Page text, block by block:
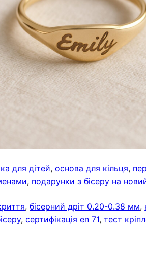
для дітей, основа для кільця,
, подарунки з бісеру на
, бісерний дріт 0.20-0.38 мм,
, сертифікація en 71, тест